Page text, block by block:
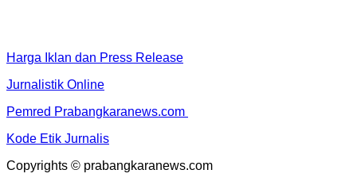
Harga Iklan dan Press Release
Jurnalistik Online
Pemred Prabangkaranews.com
Kode Etik Jurnalis
Copyrights © prabangkaranews.com